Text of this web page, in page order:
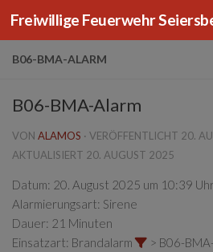
Zum Inhalt springen
Freiwillige Feuerwehr
B06-BMA-ALARM
B06-BMA-Alarm
VON ALAMOS · VERÖFFENTLICHT 20.
AKTUALISIERT 20. AUGUST 2025
Datum: 20. August 2025 um 10:39
Alarmierungsart: Sirene
Dauer: 21 Minuten
Einsatzart: Brandalarm
> B06-